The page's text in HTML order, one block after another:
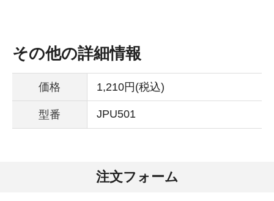
その他の詳細情報
価格 1,210円(税込)
型番 JPU501
注文フォーム